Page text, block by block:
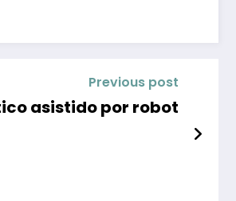
Previous post
asistido por robot